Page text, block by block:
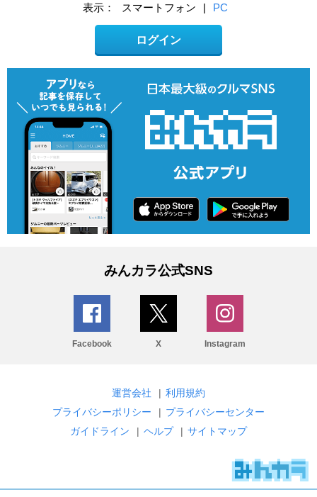
表示： スマートフォン | PC
ログイン
みんカラ公式SNS
Facebook X Instagram
運営会社 | 利用規約
プライバシーポリシー
| プライバシーセンター
ガイドライン
| ヘルプ | サイトマップ